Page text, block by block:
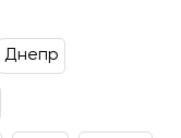
Днепр